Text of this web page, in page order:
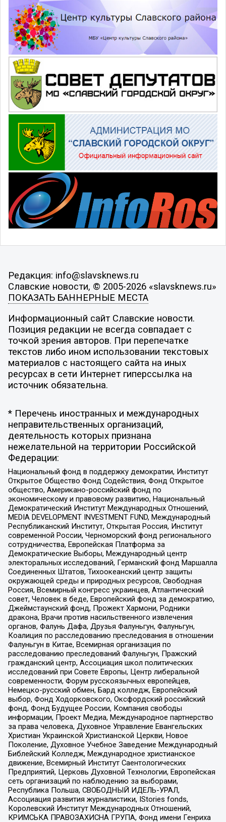
Редакция: info@slavsknews.ru
Славские новости, © 2005-2026 «slavsknews.ru»
ПОКАЗАТЬ БАННЕРНЫЕ МЕСТА
Информационный сайт Славские новости.
Позиция редакции не всегда совпадает с
точкой зрения авторов. При перепечатке
текстов либо ином использовании текстовых
материалов с настоящего сайта на иных
ресурсах в сети Интернет гиперссылка на
источник обязательна.
* Перечень иностранных и международных
неправительственных организаций,
деятельность которых признана
нежелательной на территории Российской
Федерации:
Национальный фонд в поддержку демократии, Институт
Открытое Общество Фонд Содействия, Фонд Открытое
общество, Американо-российский фонд по
экономическому и правовому развитию, Национальный
Демократический Институт Международных Отношений,
MEDIA DEVELOPMENT INVESTMENT FUND, Международный
Республиканский Институт, Открытая Россия, Институт
современной России, Черноморский фонд регионального
сотрудничества, Европейская Платформа за
Демократические Выборы, Международный центр
электоральных исследований, Германский фонд Маршалла
Соединенных Штатов, Тихоокеанский центр защиты
окружающей среды и природных ресурсов, Свободная
Россия, Всемирный конгресс украинцев, Атлантический
совет, Человек в беде, Европейский фонд за демократию,
Джеймстаунский фонд, Прожект Хармони, Родники
дракона, Врачи против насильственного извлечения
органов, Фалунь Дафа, Друзья Фалуньгун, Фалуньгун,
Коалиция по расследованию преследования в отношении
Фалуньгун в Китае, Всемирная организация по
расследованию преследований Фалуньгун, Пражский
гражданский центр, Ассоциация школ политических
исследований при Совете Европы, Центр либеральной
современности, Форум русскоязычных европейцев,
Немецко-русский обмен, Бард колледж, Европейский
выбор, Фонд Ходорковского, Оксфордский российский
фонд, Фонд Будущее России, Компания свободы
информации, Проект Медиа, Международное партнерство
за права человека, Духовное Управление Евангельских
Христиан Украинской Христианской Церкви, Новое
Поколение, Духовное Учебное Заведение Международный
Библейский Колледж, Международное христианское
движение, Всемирный Институт Саентологических
Предприятий, Церковь Духовной Технологии, Европейская
сеть организаций по наблюдению за выборами,
Республика Польша, СВОБОДНЫЙ ИДЕЛЬ-УРАЛ,
Ассоциация развития журналистики, IStories fonds,
Королевский Институт Международных Отношений,
КРИМСЬКА ПРАВОЗАХИСНА ГРУПА, Фонд имени Генриха